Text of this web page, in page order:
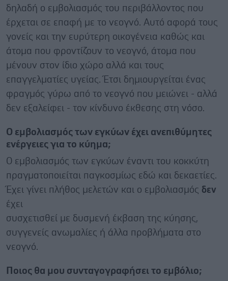
δηλαδή ο εμβολιασμός του περιβάλλοντος που
έρχεται σε επαφή με το νεογνό. Αυτό αφορά τους
γονείς και την ευρύτερη οικογένεια καθώς και
άτομα που φροντίζουν το νεογνό, άτομα που
μένουν στον ίδιο χώρο αλλά και τους
επαγγελματίες υγείας. Έτσι δημιουργείται ένας
φραγμός γύρω από το νεογνό που μειώνει - αλλά
δεν εξαλείφει - τον κίνδυνο έκθεσης στη νόσο.
Ο εμβολιασμός των εγκύων έχει ανεπιθύμητες
ενέργειες για το κύημα;
Ο εμβολιασμός των εγκύων έναντι του κοκκύτη
πραγματοποιείται παγκοσμίως εδώ και δεκαετίες.
Έχει γίνει πλήθος μελετών και ο εμβολιασμός δεν
έχει
συσχετισθεί με δυσμενή έκβαση της κύησης,
συγγενείς ανωμαλίες ή άλλα προβλήματα στο
νεογνό.
Ποιος θα μου συνταγογραφήσει το εμβόλιο;